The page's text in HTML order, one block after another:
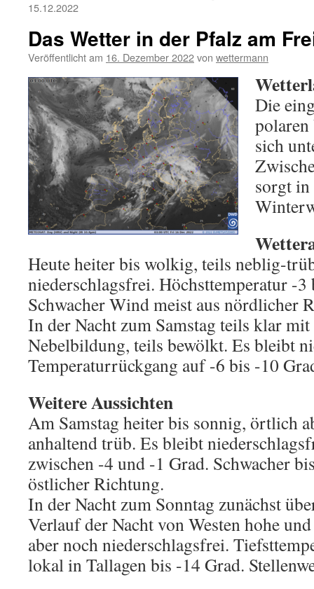
15.12.2022
Das Wetter in der Pfalz am
Veröffentlicht am 16. Dezember 2022von wettermann
Die
sich
sorgt
Heute heiter bis wolkig, teils neblig-
niederschlagsfrei. Höchsttemperatur -3
Schwacher Wind meist aus nördlicher
In der Nacht zum Samstag teils klar
Nebelbildung, teils bewölkt. Es bleibt
Temperaturrückgang auf -6 bis -10
Weitere Aussichten
Am Samstag heiter bis sonnig, örtlich
anhaltend trüb. Es bleibt
zwischen -4 und -1 Grad. Schwacher
östlicher Richtung.
In der Nacht zum Sonntag zunächst
Verlauf der Nacht von Westen hohe
aber noch niederschlagsfrei.
lokal in Tallagen bis -14 Grad.